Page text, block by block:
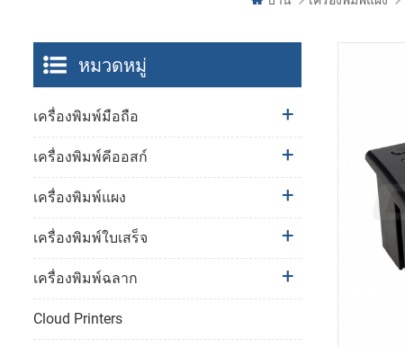
หมวดหมู่
เครื่องพิมพ์มือถือ
เครื่องพิมพ์คีออสก์
เครื่องพิมพ์แผง
เครื่องพิมพ์ใบเสร็จ
เครื่องพิมพ์ฉลาก
Cloud Printers